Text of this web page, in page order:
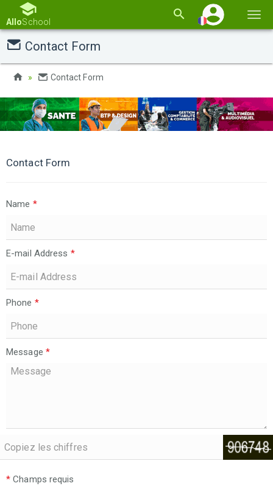
la
AlloSchool
Contact Form
Contact Form
Contact Form
Name *
E-mail Address *
Phone *
Message *
* Champs requis